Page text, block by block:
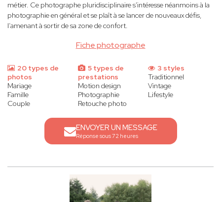
Fiche photographe
métier. Ce photographe pluridisciplinaire s'intéresse néanmoins à la
photographie en général et se plaît à se lancer de nouveaux défis,
l’amenant à sortir de sa zone de confort.
20 types de
photos
Mariage
Famille
Couple
5 types de
prestations
Motion design
Photographie
Retouche photo
3 styles
Traditionnel
Vintage
Lifestyle
ENVOYER UN MESSAGE
Réponse sous 72 heures